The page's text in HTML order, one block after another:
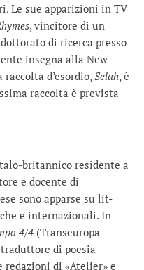
Le sue apparizioni in TV
, vincitore di un
di ricerca presso
insegna alla New
d’esordio, Selah, è
raccolta è prevista
britannico residente a
e docente di
sono apparse su lit-
e internazionali. In
4/4 (Transeuropa
di poesia
redazioni di «Atelier» e